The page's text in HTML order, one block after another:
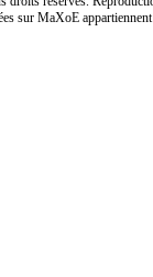
sur MaXoE